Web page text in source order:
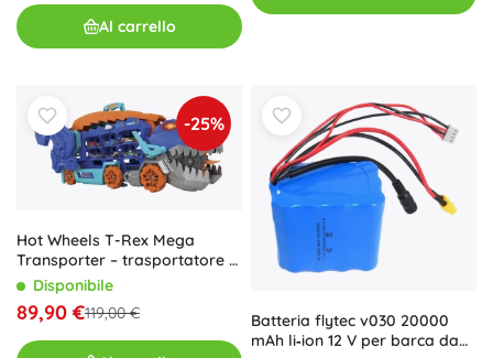
Al carrello
-25%
Hot Wheels T-Rex Mega
Transporter – trasportatore di
dinosauro e pista da corsa
Disponibile
89,90 €119,00 €
Batteria flytec v030 20000
mAh li‑ion 12 V per barca da